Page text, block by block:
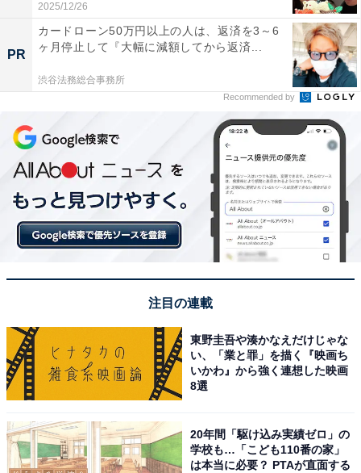
2025/12/26
PR
カードローン50万円以上の人は、返済を3～6
ヶ月停止して『大幅に減額してから返済...
渋谷法務総合事務所
Recommended by
注目の連載
東野圭吾や湊かなえだけじゃな
い、「業と罪」を描く『映画ち
いかわ』から強く連想した映画
8選
20年間「駆け込み実績ゼロ」の
学校も…「こども110番の家」
は本当に必要？ PTAが直面する